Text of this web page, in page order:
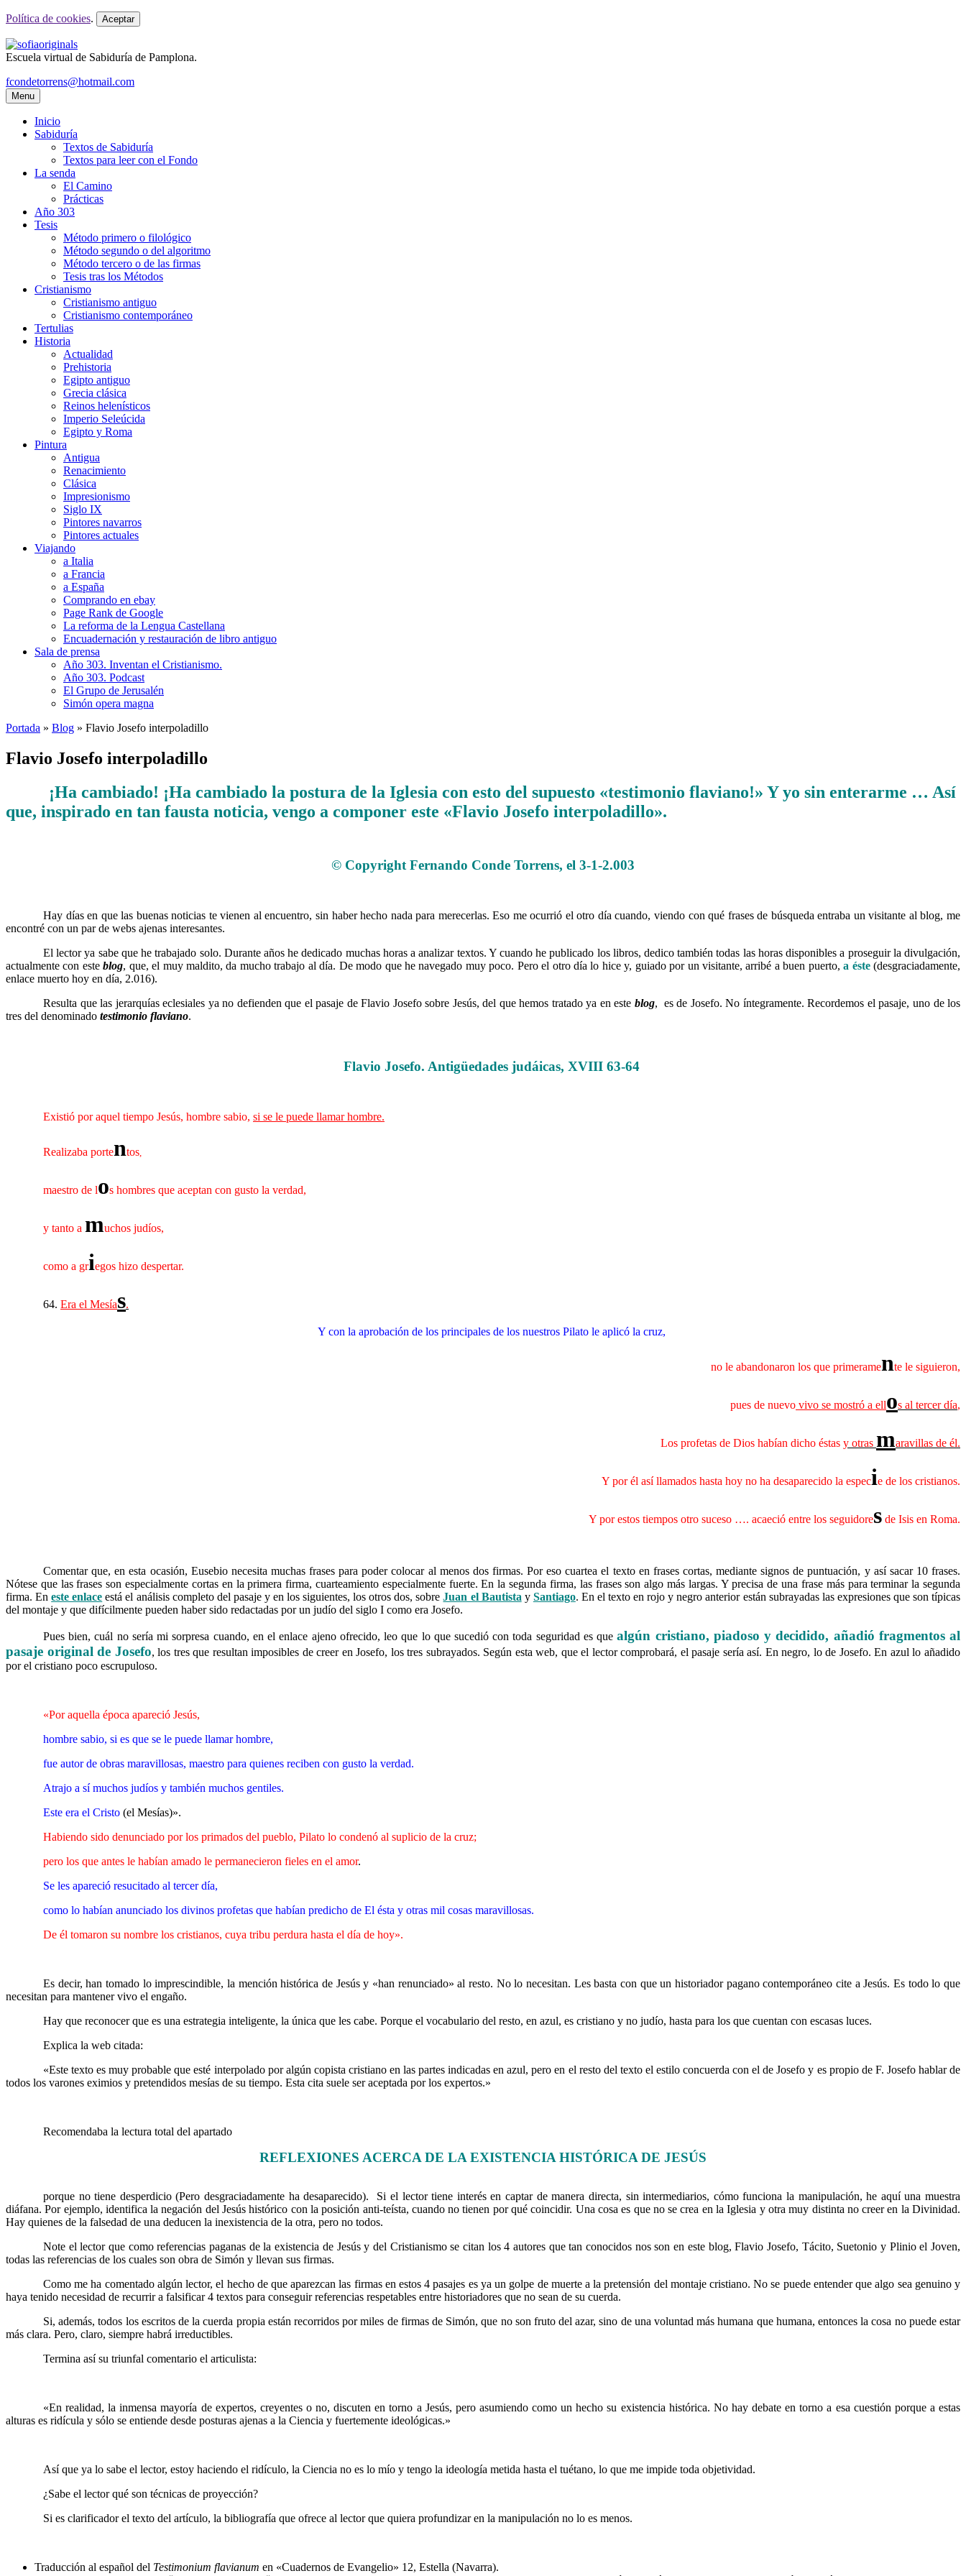
Política de cookies. Aceptar
Escuela virtual de Sabiduría de Pamplona.
fcondetorrens@hotmail.com
Menu
Inicio
Sabiduría
Textos de Sabiduría
Textos para leer con el Fondo
La senda
El Camino
Prácticas
Año 303
Tesis
Método primero o filológico
Método segundo o del algoritmo
Método tercero o de las firmas
Tesis tras los Métodos
Cristianismo
Cristianismo antiguo
Cristianismo contemporáneo
Tertulias
Historia
Actualidad
Prehistoria
Egipto antiguo
Grecia clásica
Reinos helenísticos
Imperio Seleúcida
Egipto y Roma
Pintura
Antigua
Renacimiento
Clásica
Impresionismo
Siglo IX
Pintores navarros
Pintores actuales
Viajando
a Italia
a Francia
a España
Comprando en ebay
Page Rank de Google
La reforma de la Lengua Castellana
Encuadernación y restauración de libro antiguo
Sala de prensa
Año 303. Inventan el Cristianismo.
Año 303. Podcast
El Grupo de Jerusalén
Simón opera magna
Portada » Blog » Flavio Josefo interpoladillo
Flavio Josefo interpoladillo
¡Ha cambiado! ¡Ha cambiado la postura de la Iglesia con esto del supuesto «testimonio flaviano!» Y yo sin enterarme … Así
que, inspirado en tan fausta noticia, vengo a componer este «Flavio Josefo interpoladillo».
© Copyright Fernando Conde Torrens, el 3-1-2.003
Hay días en que las buenas noticias te vienen al encuentro, sin haber hecho nada para merecerlas. Eso me ocurrió el otro día cuando, viendo con qué frases de búsqueda entraba un visitante al blog, me
encontré con un par de webs ajenas interesantes.
El lector ya sabe que he trabajado solo. Durante años he dedicado muchas horas a analizar textos. Y cuando he publicado los libros, dedico también todas las horas disponibles a proseguir la divulgación,
actualmente con esteblog, que, el muy maldito, da mucho trabajo al día. De modo que he navegado muy poco. Pero el otro día lo hice y, guiado por un visitante, arribé a buen puerto,a éste(desgraciadamente,
enlace muerto hoy en día, 2.016).
Resulta que las jerarquías eclesiales ya no defienden que el pasaje de Flavio Josefo sobre Jesús, del que hemos tratado ya en este blog, es de Josefo. No íntegramente. Recordemos el pasaje, uno de los
tres del denominado testimonio flaviano.
Flavio Josefo. Antigüedades judáicas, XVIII 63-64
Existió por aquel tiempo Jesús, hombre sabio, si se le puede llamar hombre.
Realizaba portentos
maestro de los hombres que aceptan con gusto la verdad,
y tanto a muchos judíos,
como a griegos hizo despertar.
64. Era el Mesías.
Y con la aprobación de los principales de los nuestros Pilato le aplicó la cruz,
no le abandonaron los que primeramente le siguieron,
pues de nuevo vivo se mostró a ellos al tercer día,
Los profetas de Dios habían dicho éstas y otras maravillas de él.
Y por él así llamados hasta hoy no ha desaparecido la especie de los cristianos.
Y por estos tiempos otro suceso …. acaeció entre los seguidores de Isis en Roma.
Comentar que, en esta ocasión, Eusebio necesita muchas frases para poder colocar al menos dos firmas. Por eso cuartea el texto en frases cortas, mediante signos de puntuación, y así sacar 10 frases.
Nótese que las frases son especialmente cortas en la primera firma, cuarteamiento especialmente fuerte. En la segunda firma, las frases son algo más largas. Y precisa de una frase más para terminar la segunda
firma. Eneste enlace está el análisis completo del pasaje y en los siguientes, los otros dos, sobreJuan el Bautista y Santiago. En el texto en rojo y negro anterior están subrayadas las expresiones que son típicas
del montaje y que difícilmente pueden haber sido redactadas por un judío del siglo I como era Josefo.
Pues bien, cuál no sería mi sorpresa cuando, en el enlace ajeno ofrecido, leo que lo que sucedió con toda seguridad es quealgún cristiano, piadoso y decidido, añadió fragmentos al
pasaje original de Josefo, los tres que resultan imposibles de creer en Josefo, los tres subrayados. Según esta web, que el lector comprobará, el pasaje sería así. En negro, lo de Josefo. En azul lo añadido
por el cristiano poco escrupuloso.
«Por aquella época apareció Jesús,
hombre sabio, si es que se le puede llamar hombre,
fue autor de obras maravillosas, maestro para quienes reciben con gusto la verdad.
Atrajo a sí muchos judíos y también muchos gentiles.
Este era el Cristo (el Mesías)».
Habiendo sido denunciado por los primados del pueblo, Pilato lo condenó al suplicio de la cruz;
pero los que antes le habían amado le permanecieron fieles en el amor.
Se les apareció resucitado al tercer día,
como lo habían anunciado los divinos profetas que habían predicho de El ésta y otras mil cosas maravillosas.
De él tomaron su nombre los cristianos, cuya tribu perdura hasta el día de hoy».
Es decir, han tomado lo imprescindible, la mención histórica de Jesús y «han renunciado» al resto. No lo necesitan. Les basta con que un historiador pagano contemporáneo cite a Jesús. Es todo lo que
necesitan para mantener vivo el engaño.
Hay que reconocer que es una estrategia inteligente, la única que les cabe. Porque el vocabulario del resto, en azul, es cristiano y no judío, hasta para los que cuentan con escasas luces.
Explica la web citada:
«Este texto es muy probable que esté interpolado por algún copista cristiano en las partes indicadas en azul, pero en el resto del texto el estilo concuerda con el de Josefo y es propio de F. Josefo hablar de
todos los varones eximios y pretendidos mesías de su tiempo. Esta cita suele ser aceptada por los expertos.»
Recomendaba la lectura total del apartado
REFLEXIONES ACERCA DE LA EXISTENCIA HISTÓRICA DE JESÚS
porque no tiene desperdicio (Pero desgraciadamente ha desaparecido). Si el lector tiene interés en captar de manera directa, sin intermediarios, cómo funciona la manipulación, he aquí una muestra
diáfana. Por ejemplo, identifica la negación del Jesús histórico con la posición anti-teísta, cuando no tienen por qué coincidir. Una cosa es que no se crea en la Iglesia y otra muy distinta no creer en la Divinidad.
Hay quienes de la falsedad de una deducen la inexistencia de la otra, pero no todos.
Note el lector que como referencias paganas de la existencia de Jesús y del Cristianismo se citan los 4 autores que tan conocidos nos son en este blog, Flavio Josefo, Tácito, Suetonio y Plinio el Joven,
todas las referencias de los cuales son obra de Simón y llevan sus firmas.
Como me ha comentado algún lector, el hecho de que aparezcan las firmas en estos 4 pasajes es ya un golpe de muerte a la pretensión del montaje cristiano. No se puede entender que algo sea genuino y
haya tenido necesidad de recurrir a falsificar 4 textos para conseguir referencias respetables entre historiadores que no sean de su cuerda.
Si, además, todos los escritos de la cuerda propia están recorridos por miles de firmas de Simón, que no son fruto del azar, sino de una voluntad más humana que humana, entonces la cosa no puede estar
más clara. Pero, claro, siempre habrá irreductibles.
Termina así su triunfal comentario el articulista:
«En realidad, la inmensa mayoría de expertos, creyentes o no, discuten en torno a Jesús, pero asumiendo como un hecho su existencia histórica. No hay debate en torno a esa cuestión porque a estas
alturas es ridícula y sólo se entiende desde posturas ajenas a la Ciencia y fuertemente ideológicas.»
Así que ya lo sabe el lector, estoy haciendo el ridículo, la Ciencia no es lo mío y tengo la ideología metida hasta el tuétano, lo que me impide toda objetividad.
¿Sabe el lector qué son técnicas de proyección?
Si es clarificador el texto del artículo, la bibliografía que ofrece al lector que quiera profundizar en la manipulación no lo es menos.
Traducción al español del Testimonium flavianum en «Cuadernos de Evangelio» 12, Estella (Navarra).